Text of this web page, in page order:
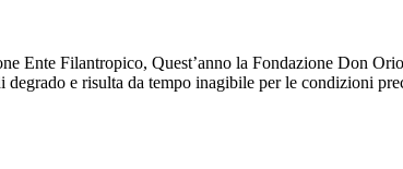
Ente Filantropico, Quest’anno la Fondazione Don
degrado e risulta da tempo inagibile per le condizioni